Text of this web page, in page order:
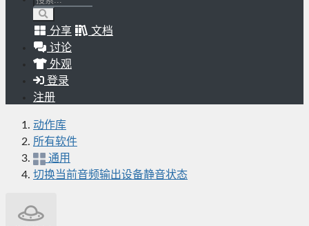
分享
文档
讨论
外观
登录
注册
动作库
所有软件
通用
切换当前音频输出设备静音状态